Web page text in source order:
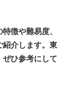
徴や難易度、
紹介します。東
ぜひ参考にして